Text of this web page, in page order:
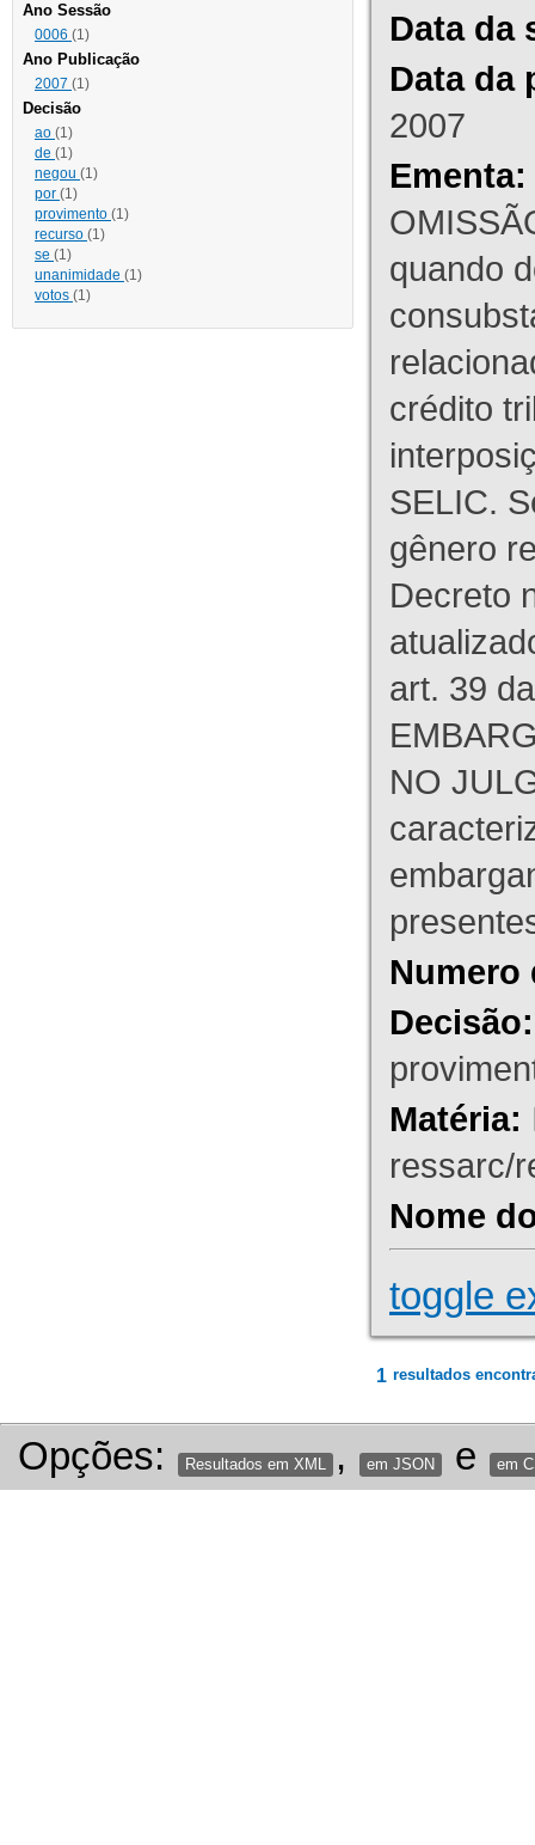
Ano Sessão
0006 (1)
Ano Publicação
2007 (1)
Decisão
ao (1)
de (1)
negou (1)
por (1)
provimento (1)
recurso (1)
se (1)
unanimidade (1)
votos (1)
Data da
Data da
2007
Ementa:
quando
crédito
SELIC.
gênero
Decreto
art. 39
NO
Numero
Decisão:
Matéria:
ressarc/
Nome
toggle
1 resultados
Opções: Resultados em XML , em JSON e em